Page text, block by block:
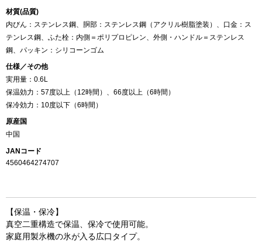
材質(品質)
内びん：ステンレス鋼、胴部：ステンレス鋼（アクリル樹脂塗装）、口金：ス
テンレス鋼、ふた栓：内側＝ポリプロピレン、外側・ハンドル＝ステンレス
鋼、パッキン：シリコーンゴム
仕様／その他
実用量：0.6L
保温効力：57度以上（12時間）、66度以上（6時間）
保冷効力：10度以下（6時間）
原産国
中国
JANコード
4560464274707
【保温・保冷】
真空二重構造で保温、保冷で使用可能。
家庭用製氷機の氷が入る広口タイプ。